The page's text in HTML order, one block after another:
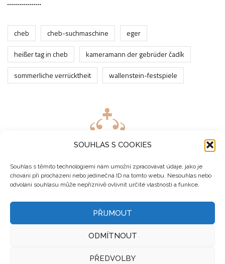
SOUHLAS S COOKIES
Souhlas s těmito technologiemi nám umožní zpracovávat údaje, jako je
chování při procházení nebo jedinečná ID na tomto webu. Nesouhlas nebo
odvolání souhlasu může nepříznivě ovlivnit určité vlastnosti a funkce.
PŘIJMOUT
ODMÍTNOUT
PŘEDVOLBY
cheb cheb-suchmaschine
eger
heißer tag in cheb
kameramann der gebrüder čadík
sommerliche verrücktheit
wallenstein-festspiele
DriveSpace. All Rights Reserved &